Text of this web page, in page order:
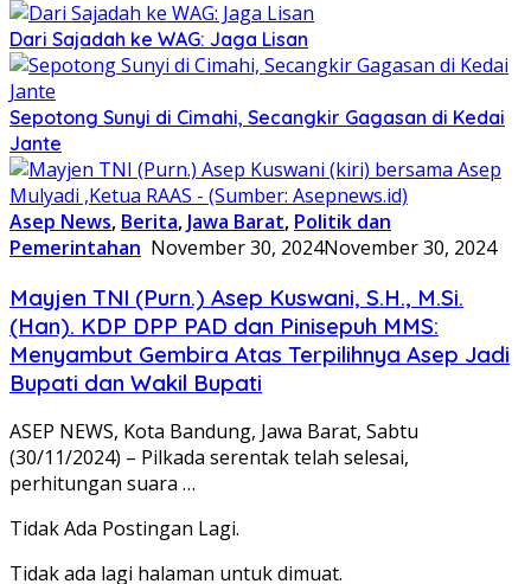
Dari Sajadah ke WAG: Jaga Lisan
Sepotong Sunyi di Cimahi, Secangkir Gagasan di Kedai
Jante
Asep News, Berita, Jawa Barat, Politik dan
Pemerintahan November 30, 2024November 30, 2024
Mayjen TNI (Purn.) Asep Kuswani, S.H., M.Si.
(Han). KDP DPP PAD dan Pinisepuh MMS:
Menyambut Gembira Atas Terpilihnya Asep Jadi
Bupati dan Wakil Bupati
ASEP NEWS, Kota Bandung, Jawa Barat, Sabtu
(30/11/2024) – Pilkada serentak telah selesai,
perhitungan suara …
Tidak Ada Postingan Lagi.
Tidak ada lagi halaman untuk dimuat.